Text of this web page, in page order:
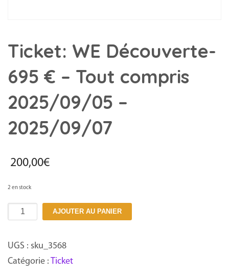
Ticket: WE Découverte-
695 € – Tout compris
2025/09/05 –
2025/09/07
200,00€
2 en stock
quantité
Ticket:
WE
AJOUTER AU PANIER
UGS : sku_3568
Catégorie : Ticket